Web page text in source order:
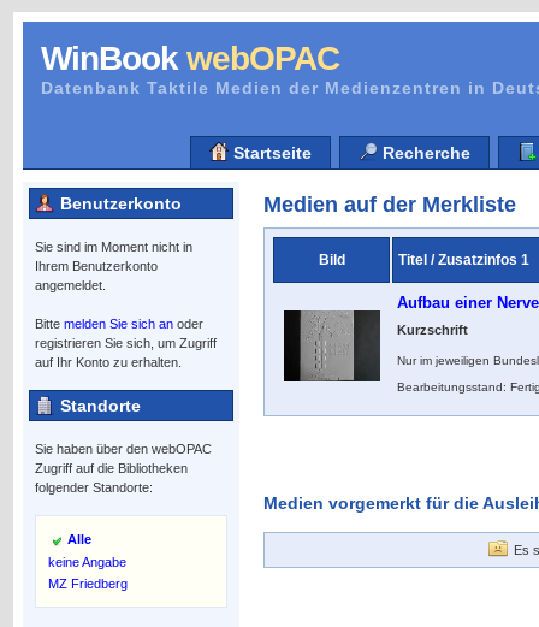
WinBook webOPAC
Datenbank Taktile Medien der Medienzentren in
Startseite Recherche
Benutzerkonto
Sie sind im Moment nicht in
Ihrem Benutzerkonto
angemeldet.
Bitte melden Sie sich an oder
registrieren Sie sich, um Zugriff
auf Ihr Konto zu erhalten.
Standorte
Sie haben über den webOPAC
Zugriff auf die Bibliotheken
folgender Standorte:
Alle
keine Angabe
MZ Friedberg
Medien auf der Merkliste
Bild Titel / Zusatzinfos 1
Aufbau einer
Kurzschrift
Nur im jeweiligen
Bearbeitungsstand:
Medien vorgemerkt für die
Es